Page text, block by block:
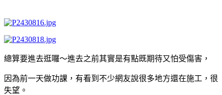
總算要進去逛囉～進去之前其實是有點既期待又怕受傷害，
因為前一天做功課，有看到不少網友說很多地方還在施工，很
失望。